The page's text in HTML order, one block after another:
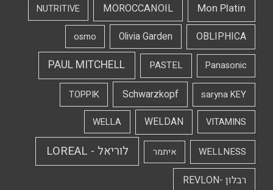
Mon Platin
MOROCCANOIL
NUTRITIVE
OBLIPHICA
Olivia Garden
osmo
Panasonic
PASTEL
PAUL MITCHELL
saryna KEY
Schwarzkopf
TOPPIK
VITAMINS
WELDAN
WELLA
WELLNESS איתמר לוריאל - LOREAL
רבלון -REVLON